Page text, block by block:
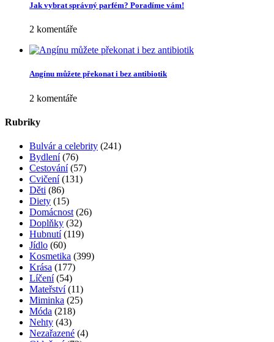
Jak vybrat správný parfém? Poradíme vám!
2 komentáře
Angínu můžete překonat i bez antibiotik
2 komentáře
Rubriky
Bulvár a celebrity (241)
Bydlení(76)
Cestování(57)
Cvičení(131)
Děti (86)
Diety (15)
Domácnost (26)
Doplňky (32)
Hubnutí(119)
Jídlo (60)
Kosmetika (399)
Krása (177)
Líčení(54)
Mateřství(11)
Miminka (25)
Móda (218)
Nehty (43)
Nezařazené (4)